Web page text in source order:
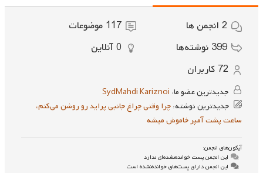
2 انجمن ها 117 موضوعات
399 نوشته‌ها 0 آنلاین
72 کاربران
جدیدترین عضو ما: SydMahdi Kariznoi
جدیدترین نوشته:چرا وقتی چراغ جانبی پراید رو روشن می‌کنم،
ساعت پشت آمپر خاموش میشه
آیکون‌های انجمن:
این انجمن پست خوانده‌نشده‌ای ندارد
این انجمن دارای پست‌های خوانده‌نشده است